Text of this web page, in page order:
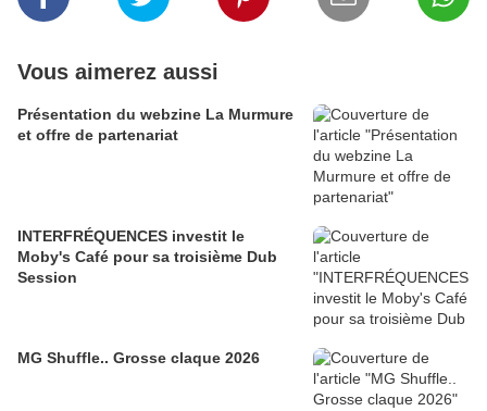
Vous aimerez aussi
Présentation du webzine La Murmure
et offre de partenariat
INTERFRÉQUENCES investit le
Moby's Café pour sa troisième Dub
Session
MG Shuffle.. Grosse claque 2026